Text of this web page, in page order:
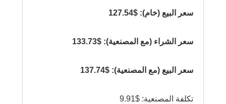
سعر البيع (خام): $127.54
سعر الشراء (مع المصنعية): $133.73
سعر البيع (مع المصنعية): $137.74
تكلفة المصنعية: $9.91